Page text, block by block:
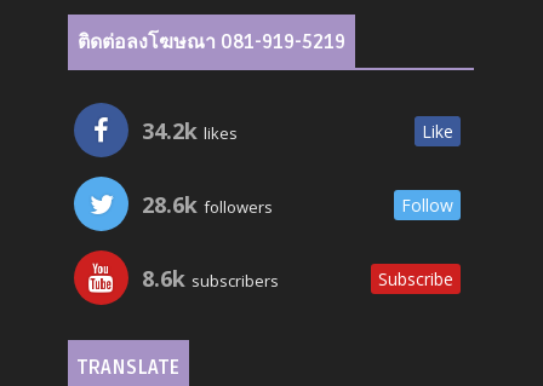
ติดต่อลงโฆษณา 081-919-5219
34.2k likes Like
28.6k followers Follow
8.6k subscribers Subscribe
TRANSLATE